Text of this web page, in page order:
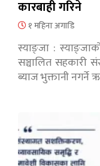
कारबाही गरिने
१ महिना अगाडि
स्याङ्जा :
सञ्चालित सहकारी
ब्याज भुक्तानी